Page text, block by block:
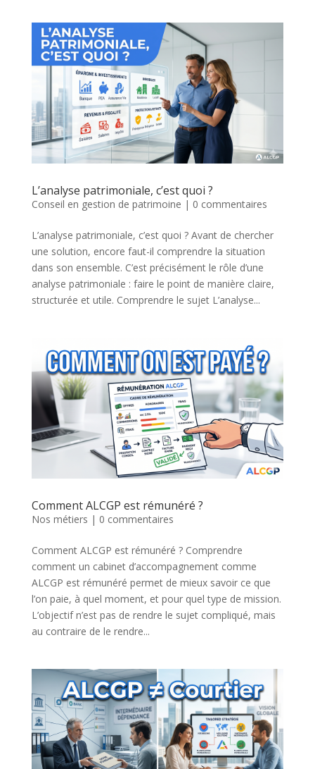
L’analyse patrimoniale, c’est quoi ?
Conseil en gestion de patrimoine | 0 commentaires
L’analyse patrimoniale, c’est quoi ? Avant de chercher
une solution, encore faut-il comprendre la situation
dans son ensemble. C’est précisément le rôle d’une
analyse patrimoniale : faire le point de manière claire,
structurée et utile. Comprendre le sujet L’analyse...
Comment ALCGP est rémunéré ?
Nos métiers | 0 commentaires
Comment ALCGP est rémunéré ? Comprendre
comment un cabinet d’accompagnement comme
ALCGP est rémunéré permet de mieux savoir ce que
l’on paie, à quel moment, et pour quel type de mission.
L’objectif n’est pas de rendre le sujet compliqué, mais
au contraire de le rendre...